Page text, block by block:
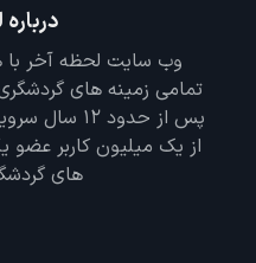
وب سایت لحظه آخر با
پس از حدود
از یک میلیون کاربر عضو
های